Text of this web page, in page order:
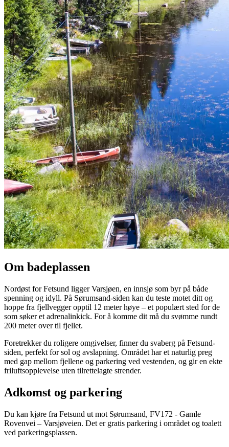
Om badeplassen
Nordøst for Fetsund ligger Varsjøen, en innsjø som byr på både
spenning og idyll. På Sørumsand-siden kan du teste motet ditt og
hoppe fra fjellvegger opptil 12 meter høye – et populært sted for de
som søker et adrenalinkick. For å komme dit må du svømme rundt
200 meter over til fjellet.
Foretrekker du roligere omgivelser, finner du svaberg på Fetsund-
siden, perfekt for sol og avslapning. Området har et naturlig preg
med gap mellom fjellene og parkering ved vestenden, og gir en ekte
friluftsopplevelse uten tilrettelagte strender.
Adkomst og parkering
Du kan kjøre fra Fetsund ut mot Sørumsand, FV172 - Gamle
Rovenvei – Varsjøveien. Det er gratis parkering i området og toalett
ved parkeringsplassen.